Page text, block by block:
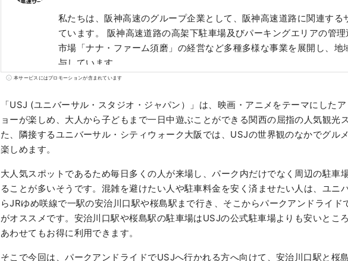
私たちは、阪神高速のグループ企業として、阪神高速道路に関連する
ています。 阪神高速道路の高架下駐車場及びパーキングエリアの管
市場「ナナ・ファーム須磨」の経営など多種多様な事業を展開し、地
与しています。
本サービスにはプロモーションが含まれています
「USJ (ユニバーサル・スタジオ・ジャパン）」は、映画・アニメをテーマにした
ョーが楽しめ、大人から子どもまで一日中遊ぶことができる関西の屈指の人気観光
た、隣接するユニバーサル・シティウォーク大阪では、USJの世界観のなかでグル
楽しめます。
大人気スポットであるため毎日多くの人が来場し、パーク内だけでなく周辺の駐車
ることが多いそうです。混雑を避けたい人や駐車料金を安く済ませたい人は、ユニ
らJRゆめ咲線で一駅の安治川口駅や桜島駅まで行き、そこからパークアンドライド
がオススメです。安治川口駅や桜島駅の駐車場はUSJの公式駐車場よりも安いとこ
あわせてもお得に利用できます。
そこで今回は、パークアンドライドでUSJへ行かれる方へ向けて、安治川口駅と桜